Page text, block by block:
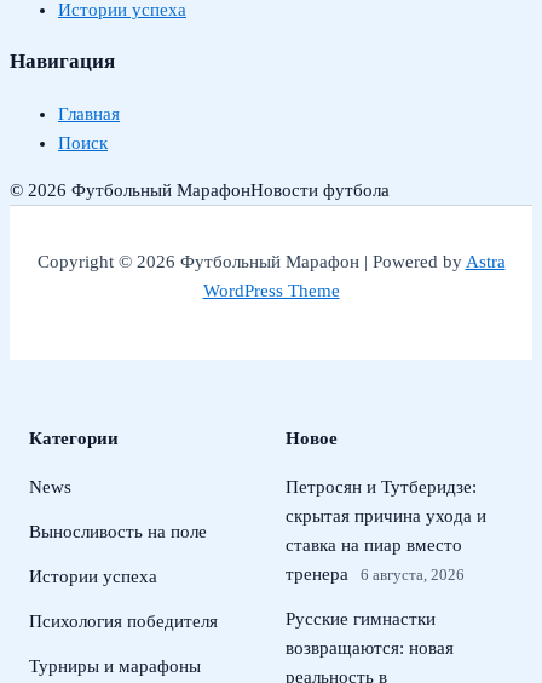
Истории успеха
Навигация
Главная
Поиск
© 2026 Футбольный МарафонНовости футбола
Copyright © 2026 Футбольный Марафон | Powered byAstra
WordPress Theme
Категории
News
Выносливость на поле
Истории успеха
Психология победителя
Турниры и марафоны
Новое
Петросян и Тутберидзе:
скрытая причина ухода и
ставка на пиар вместо
тренера
6 августа, 2026
Русские гимнастки
возвращаются: новая
реальность в